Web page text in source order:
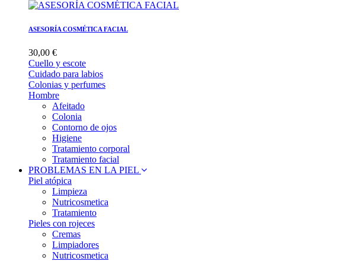
ASESORÍA COSMÉTICA FACIAL
30,00 €
Cuello y escote
Cuidado para labios
Colonias y perfumes
Hombre
Afeitado
Colonia
Contorno de ojos
Higiene
Tratamiento corporal
Tratamiento facial
PROBLEMAS EN LA PIEL
Piel atópica
Limpieza
Nutricosmetica
Tratamiento
Pieles con rojeces
Cremas
Limpiadores
Nutricosmetica